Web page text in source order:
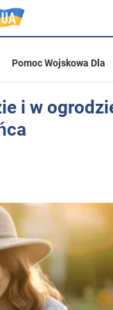
Pomoc Wojskowa Dla
i w